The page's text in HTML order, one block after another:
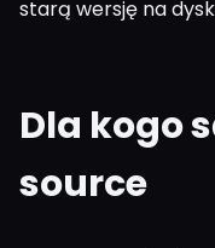
starą wersję na
Dla kogo
source